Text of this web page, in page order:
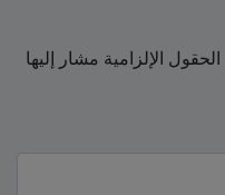
الحقول الإلزامية مشار إليها